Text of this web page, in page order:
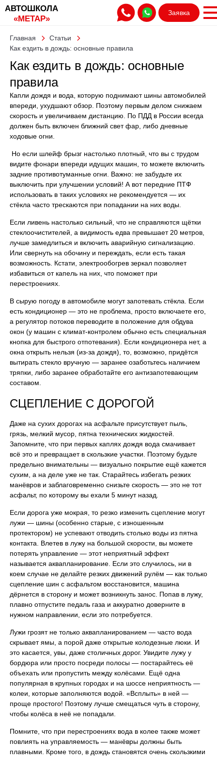
АВТОШКОЛА
«МЕТАР»
Заявка
Главная
Статьи
Как ездить в дождь: основные правила
Как ездить в дождь: основные
правила
Капли дождя и вода, которую поднимают шины автомобилей
впереди, ухудшают обзор. Поэтому первым делом снижаем
скорость и увеличиваем дистанцию. По ПДД в России всегда
должен быть включен ближний свет фар, либо дневные
ходовые огни.
Но если шлейф брызг настолько плотный, что вы с трудом
видите фонари впереди идущих машин, то можете включить
задние противотуманные огни. Важно: не забудьте их
выключить при улучшении условий! А вот передние ПТФ
использовать в таких условиях не рекомендуется — их
стёкла часто трескаются при попадании на них воды.
Если ливень настолько сильный, что не справляются щётки
стеклоочистителей, а видимость едва превышает 20 метров,
лучше замедлиться и включить аварийную сигнализацию.
Или свернуть на обочину и переждать, если есть такая
возможность. Кстати, электрообогрев зеркал позволяет
избавиться от капель на них, что поможет при
перестроениях.
В сырую погоду в автомобиле могут запотевать стёкла. Если
есть кондиционер — это не проблема, просто включаете его,
а регулятор потоков переводите в положение для обдува
окон (у машин с климат-контролем обычно есть специальная
кнопка для быстрого отпотевания). Если кондиционера нет, а
окна открыть нельзя (из-за дождя), то, возможно, придётся
вытирать стекло вручную — заранее озаботьтесь наличием
тряпки, либо заранее обработайте его антизапотевающим
составом.
СЦЕПЛЕНИЕ С ДОРОГОЙ
Даже на сухих дорогах на асфальте присутствует пыль,
грязь, мелкий мусор, пятна технических жидкостей.
Запомните, что при первых каплях дождя вода смачивает
всё это и превращает в скользкие участки. Поэтому будьте
предельно внимательны — визуально покрытие ещё кажется
сухим, а на деле уже не так. Старайтесь избегать резких
манёвров и заблаговременно снизьте скорость — это не тот
асфальт, по которому вы ехали 5 минут назад.
Если дорога уже мокрая, то резко изменить сцепление могут
лужи — шины (особенно старые, с изношенным
протектором) не успевают отводить столько воды из пятна
контакта. Влетев в лужу на большой скорости, вы можете
потерять управление — этот неприятный эффект
называется аквапланирование. Если это случилось, ни в
коем случае не делайте резких движений рулём — как только
сцепление шин с асфальтом восстановится, машина
дёрнется в сторону и может возникнуть занос. Попав в лужу,
плавно отпустите педаль газа и аккуратно доверните в
нужном направлении, если это потребуется.
Лужи грозят не только аквапланированием — часто вода
скрывает ямы, а порой даже открытые колодезные люки. И
это касается, увы, даже столичных дорог. Увидите лужу у
бордюра или просто посреди полосы — постарайтесь её
объехать или пропустить между колёсами. Ещё одна
популярная в крупных городах и на шоссе неприятность —
колеи, которые заполняются водой. «Всплыть» в ней —
проще простого! Поэтому лучше смещаться чуть в сторону,
чтобы колёса в неё не попадали.
Помните, что при перестроениях вода в колее также может
повлиять на управляемость — манёвры должны быть
плавными. Кроме того, в дождь становятся очень скользкими